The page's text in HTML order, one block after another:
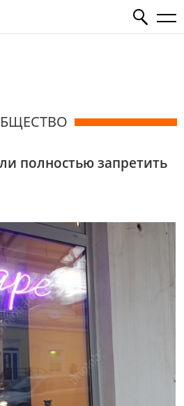
полностью запретить